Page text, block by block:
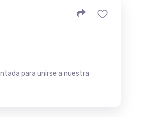
para unirse a nuestra